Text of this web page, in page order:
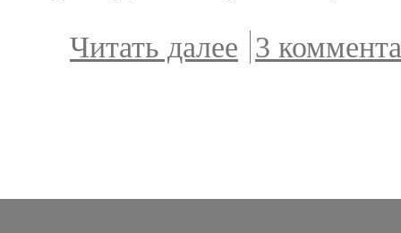
Читать далее о Елена
3